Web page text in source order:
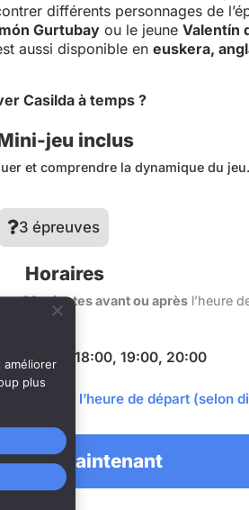
différents personnages de
Gurtubay ou le jeune Valentín
aussi disponible en euskera,
Casilda à temps ?
jeu inclus
et comprendre la dynamique du jeu.
3 épreuves
Horaires
20 minutes avant ou après l’heure
17:00, 18:00, 19:00, 20:00
la date et l’heure de départ (selon
maintenant
plus